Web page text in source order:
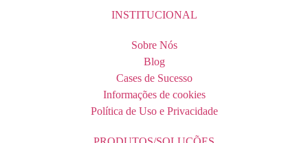
INSTITUCIONAL
Sobre Nós
Blog
Cases de Sucesso
Informações de cookies
Política de Uso e Privacidade